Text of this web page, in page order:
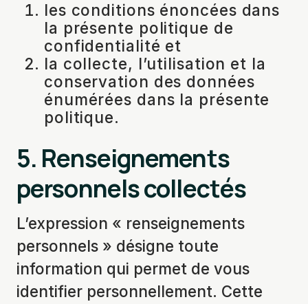
les conditions énoncées dans
la présente politique de
confidentialité et
la collecte, l’utilisation et la
conservation des données
énumérées dans la présente
politique.
5. Renseignements
personnels collectés
L’expression « renseignements
personnels » désigne toute
information qui permet de vous
identifier personnellement. Cette